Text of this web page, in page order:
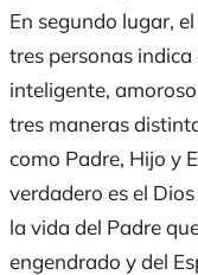
En segundo lugar,
tres personas indica
inteligente,
tres maneras
como Padre, Hijo y
verdadero es el
la vida del Padre
engendrado y del